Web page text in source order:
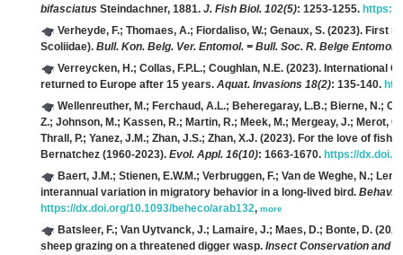
bifasciatus Steindachner, 1881. J. Fish Biol. 102(5): 1253-1255. https://
Verheyde, F.; Thomaes, A.; Fiordaliso, W.; Genaux, S. (2023). First
Scoliidae). Bull. Kon. Belg. Ver. Entomol. = Bull. Soc. R. Belge Entomol.
Verreycken, H.; Collas, F.P.L.; Coughlan, N.E. (2023). International
returned to Europe after 15 years. Aquat. Invasions 18(2): 135-140.
Wellenreuther, M.; Ferchaud, A.L.; Beheregaray, L.B.; Bierne, N.;
Z.; Johnson, M.; Kassen, R.; Martin, R.; Meek, M.; Mergeay, J.; Merot,
Thrall, P.; Yanez, J.M.; Zhan, J.S.; Zhan, X.J. (2023). For the love of fish,
Bernatchez (1960-2023). Evol. Appl. 16(10): 1663-1670. https://
Baert, J.M.; Stienen, E.W.M.; Verbruggen, F.; Van de Weghe, N.;
interannual variation in migratory behavior in a long-lived bird. Behav.
https://dx.doi.org/10.1093/beheco/arab132, more
Batsleer, F.; Van Uytvanck, J.; Lamaire, J.; Maes, D.; Bonte, D.
sheep grazing on a threatened digger wasp. Insect Conservation and